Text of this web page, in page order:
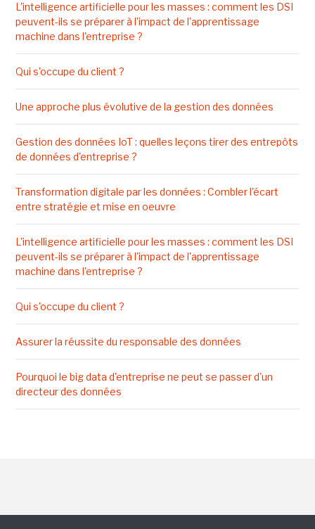
L'intelligence artificielle pour les masses : comment les DSI
peuvent-ils se préparer à l'impact de l'apprentissage
machine dans l'entreprise ?
Qui s'occupe du client ?
Une approche plus évolutive de la gestion des données
Gestion des données IoT : quelles leçons tirer des entrepôts
de données d'entreprise ?
Transformation digitale par les données : Combler l'écart
entre stratégie et mise en oeuvre
L'intelligence artificielle pour les masses : comment les DSI
peuvent-ils se préparer à l'impact de l'apprentissage
machine dans l'entreprise ?
Qui s'occupe du client ?
Assurer la réussite du responsable des données
Pourquoi le big data d'entreprise ne peut se passer d'un
directeur des données